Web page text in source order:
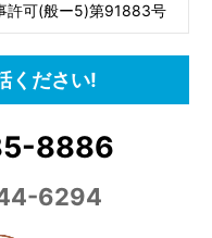
許可(般ー5)第91883号
ください!
8886
6294